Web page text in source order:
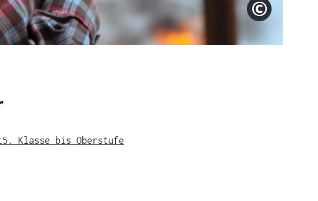
Copyright
© arsenal
5. Klasse bis Oberstufe